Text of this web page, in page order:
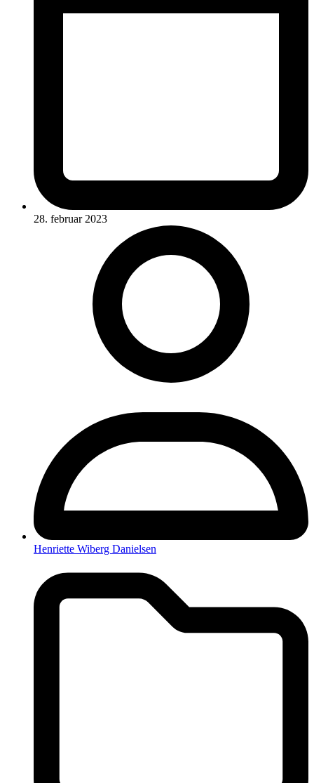
28. februar 2023
Henriette Wiberg Danielsen